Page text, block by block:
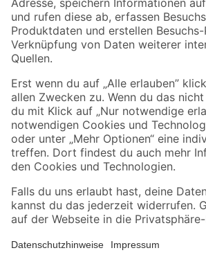
Zahlungsarten
Sicher einkaufen
Jetzt die toom-App herunterladen
Alle Preisangaben in EUR inkl. gesetzl. MwSt.. Die
Umständen nicht in allen Märkten verfügbar. Die angegebenen
Produkte nur solange der Vorrat reicht.
*Paketversand ab 59 € versandkostenfrei, gilt nicht für Artikel